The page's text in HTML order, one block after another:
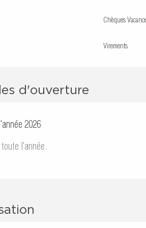
Chèques
Virements
d'ouverture
2026
l'année.